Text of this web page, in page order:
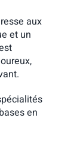
aux
et un
en